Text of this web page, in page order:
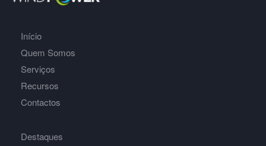
Início
Quem Somos
Serviços
Recursos
Contactos
Destaques